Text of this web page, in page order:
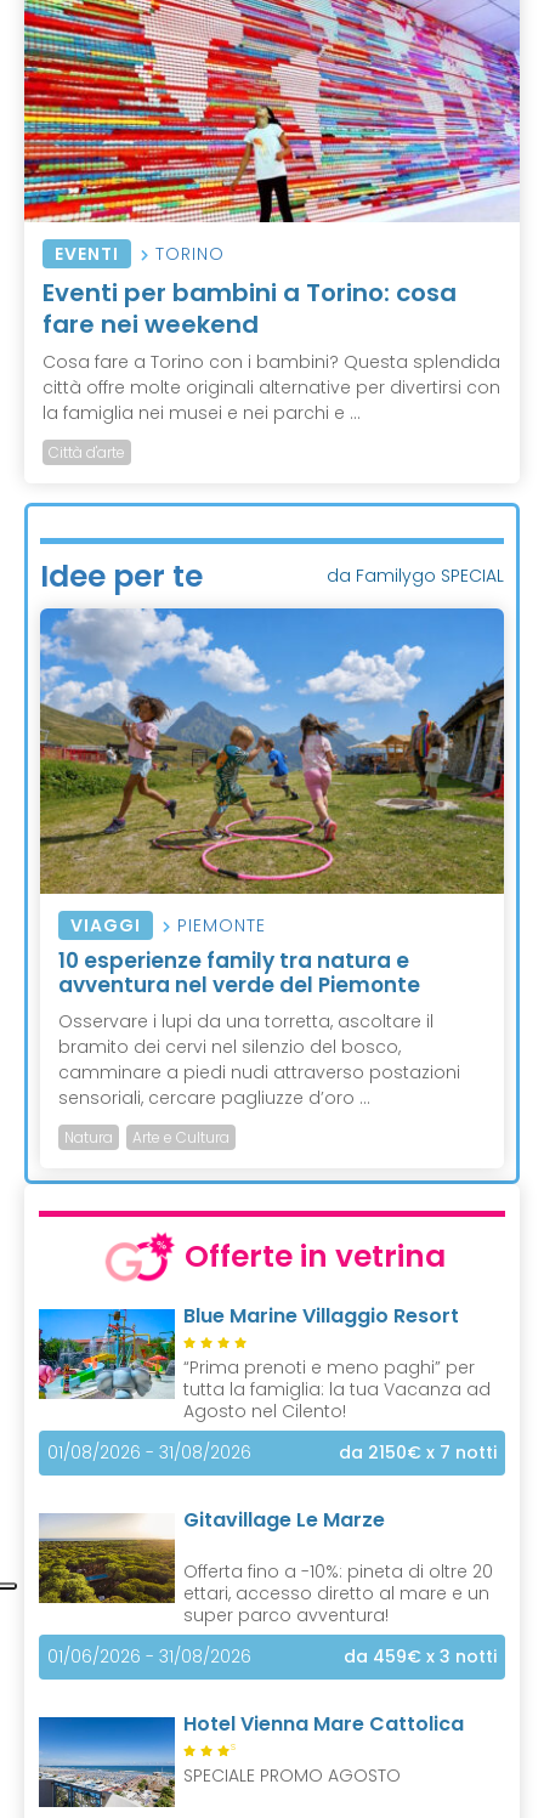
EVENTI TORINO
Eventi per bambini a Torino: cosa
fare nei weekend
Cosa fare a Torino con i bambini? Questa splendida
città offre molte originali alternative per divertirsi con
la famiglia nei musei e nei parchi e ...
Città d'arte
Idee per te da Familygo SPECIAL
VIAGGI PIEMONTE
10 esperienze family tra natura e
avventura nel verde del Piemonte
Osservare i lupi da una torretta, ascoltare il
bramito dei cervi nel silenzio del bosco,
camminare a piedi nudi attraverso postazioni
sensoriali, cercare pagliuzze d’oro ...
Natura Arte e Cultura
Offerte in vetrina
Blue Marine Villaggio Resort
“Prima prenoti e meno paghi” per
tutta la famiglia: la tua Vacanza ad
Agosto nel Cilento!
01/08/2026 - 31/08/2026
da 2150€ x 7 notti
Gitavillage Le Marze
Offerta fino a -10%: pineta di oltre 20
ettari, accesso diretto al mare e un
super parco avventura!
01/06/2026 - 31/08/2026
da 459€ x 3 notti
Hotel Vienna Mare Cattolica
S
SPECIALE PROMO AGOSTO